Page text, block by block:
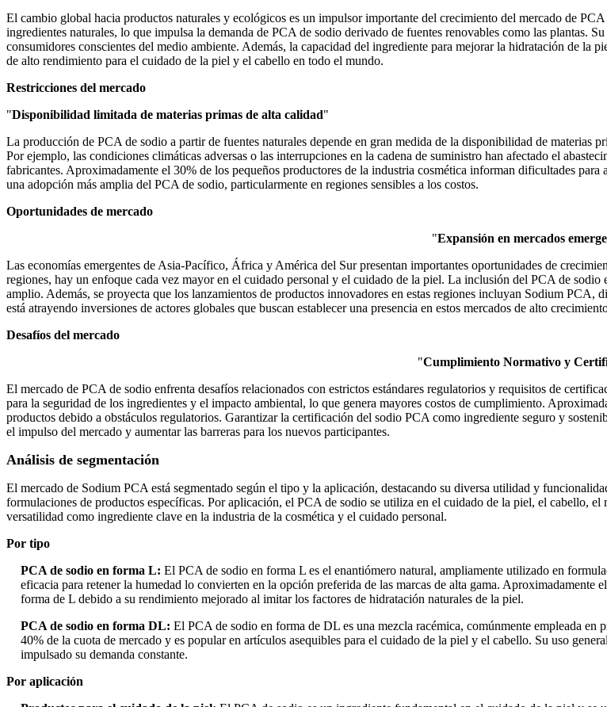
El cambio global hacia productos naturales y ecológicos es un impulsor importante del crecimiento del mercado de
ingredientes naturales, lo que impulsa la demanda de PCA de sodio derivado de fuentes renovables como las plantas.
consumidores conscientes del medio ambiente. Además, la capacidad del ingrediente para mejorar la hidratación de la
de alto rendimiento para el cuidado de la piel y el cabello en todo el mundo.
Restricciones del mercado
"Disponibilidad limitada de materias primas de alta calidad"
La producción de PCA de sodio a partir de fuentes naturales depende en gran medida de la disponibilidad de materias
Por ejemplo, las condiciones climáticas adversas o las interrupciones en la cadena de suministro han afectado el
fabricantes. Aproximadamente el 30% de los pequeños productores de la industria cosmética informan dificultades
una adopción más amplia del PCA de sodio, particularmente en regiones sensibles a los costos.
Oportunidades de mercado
"Expansión en mercados
Las economías emergentes de Asia-Pacífico, África y América del Sur presentan importantes oportunidades de
regiones, hay un enfoque cada vez mayor en el cuidado personal y el cuidado de la piel. La inclusión del PCA de
amplio. Además, se proyecta que los lanzamientos de productos innovadores en estas regiones incluyan Sodium
está atrayendo inversiones de actores globales que buscan establecer una presencia en estos mercados de alto
Desafíos del mercado
"Cumplimiento Normativo y
El mercado de PCA de sodio enfrenta desafíos relacionados con estrictos estándares regulatorios y requisitos de
para la seguridad de los ingredientes y el impacto ambiental, lo que genera mayores costos de cumplimiento.
productos debido a obstáculos regulatorios. Garantizar la certificación del sodio PCA como ingrediente seguro y
el impulso del mercado y aumentar las barreras para los nuevos participantes.
Análisis de segmentación
El mercado de Sodium PCA está segmentado según el tipo y la aplicación, destacando su diversa utilidad y
formulaciones de productos específicas. Por aplicación, el PCA de sodio se utiliza en el cuidado de la piel, el cabello,
versatilidad como ingrediente clave en la industria de la cosmética y el cuidado personal.
Por tipo
PCA de sodio en forma L: El PCA de sodio en forma L es el enantiómero natural, ampliamente utilizado en
eficacia para retener la humedad lo convierten en la opción preferida de las marcas de alta gama.
forma de L debido a su rendimiento mejorado al imitar los factores de hidratación naturales de la piel.
PCA de sodio en forma DL: El PCA de sodio en forma de DL es una mezcla racémica, comúnmente empleada
40% de la cuota de mercado y es popular en artículos asequibles para el cuidado de la piel y el cabello. Su uso
impulsado su demanda constante.
Por aplicación